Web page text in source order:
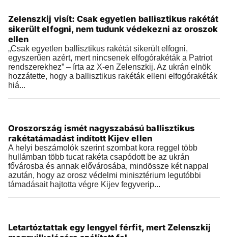
2026.08.01 | 14:13
Zelenszkij visít: Csak egyetlen ballisztikus rakétát
sikerült elfogni, nem tudunk védekezni az oroszok
ellen
„Csak egyetlen ballisztikus rakétát sikerült elfogni,
egyszerűen azért, mert nincsenek elfogórakéták a Patriot
rendszerekhez” – írta az X-en Zelenszkij. Az ukrán elnök
hozzátette, hogy a ballisztikus rakéták elleni elfogórakéták
hiá...
2026.08.01 |08:21
Oroszország ismét nagyszabású ballisztikus
rakétatámadást indított Kijev ellen
A helyi beszámolók szerint szombat kora reggel több
hullámban több tucat rakéta csapódott be az ukrán
fővárosba és annak elővárosába, mindössze két nappal
azután, hogy az orosz védelmi minisztérium legutóbbi
támadásait hajtotta végre Kijev fegyverip...
2026.07.31 |19:27
Letartóztattak egy lengyel férfit, mert Zelenszkij